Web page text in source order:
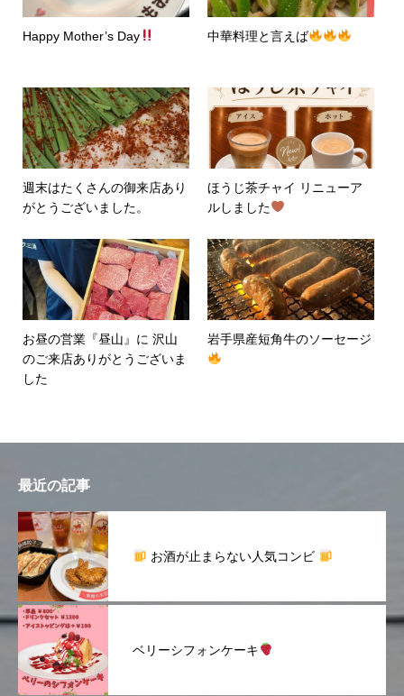
Happy Mother’s Day 中華料理と言えば
週末はたくさんの御来店あり
がとうございました。
ほうじ茶チャイ リニューア
ルしました
お昼の営業『昼山』に 沢山
のご来店ありがとうございま
した
岩手県産短角牛のソーセージ
最近の記事
お酒が止まらない人気コンビ
ベリーシフォンケーキ